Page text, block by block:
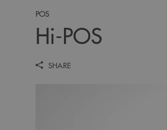
POS
Hi-POS
SHARE